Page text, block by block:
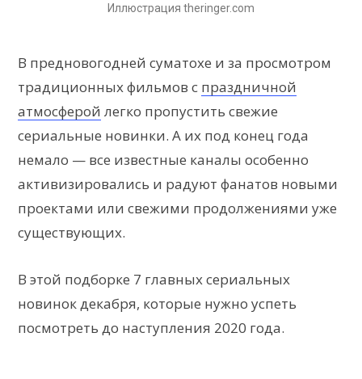
Иллюстрация theringer.com
В предновогодней суматохе и за просмотром
традиционных фильмов с праздничной
атмосферой легко пропустить свежие
сериальные новинки. А их под конец года
немало — все известные каналы особенно
активизировались и радуют фанатов новыми
проектами или свежими продолжениями уже
существующих.
В этой подборке 7 главных сериальных
новинок декабря, которые нужно успеть
посмотреть до наступления 2020 года.